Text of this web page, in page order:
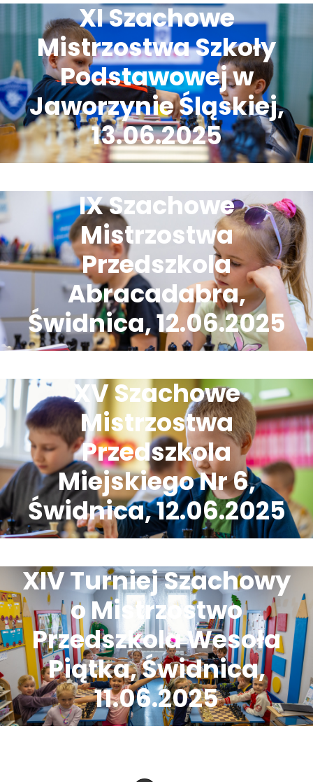
XI Szachowe
Mistrzostwa Szkoły
Podstawowej w
Jaworzynie Śląskiej,
13.06.2025
IX Szachowe
Mistrzostwa
Przedszkola
Abracadabra,
Świdnica, 12.06.2025
XV Szachowe
Mistrzostwa
Przedszkola
Miejskiego Nr 6,
Świdnica, 12.06.2025
XIV Turniej Szachowy
o Mistrzostwo
Przedszkola Wesoła
Piątka, Świdnica,
11.06.2025